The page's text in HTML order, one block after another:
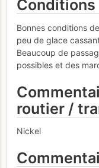
Conditions
Bonnes conditions
peu de glace
Beaucoup de
possibles et des
routier /
Nickel